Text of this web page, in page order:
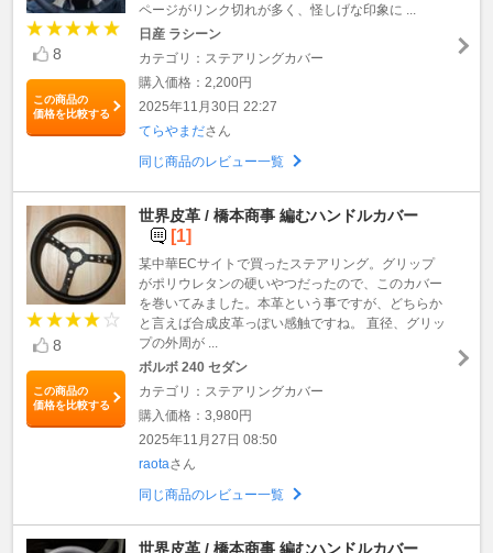
8
この商品の
価格を比較する
ページがリンク切れが多く、怪しげな印象に ...
日産 ラシーン
カテゴリ：ステアリングカバー
購入価格：2,200円
2025年11月30日 22:27
てらやまださん
同じ商品のレビュー一覧
8
この商品の
価格を比較する
世界皮革 / 橋本商事 編むハンドルカバー
[1]
某中華ECサイトで買ったステアリング。グリップ
がポリウレタンの硬いやつだったので、このカバー
を巻いてみました。本革という事ですが、どちらか
と言えば合成皮革っぽい感触ですね。 直径、グリッ
プの外周が ...
ボルボ 240 セダン
カテゴリ：ステアリングカバー
購入価格：3,980円
2025年11月27日 08:50
raotaさん
同じ商品のレビュー一覧
世界皮革 / 橋本商事 編むハンドルカバー